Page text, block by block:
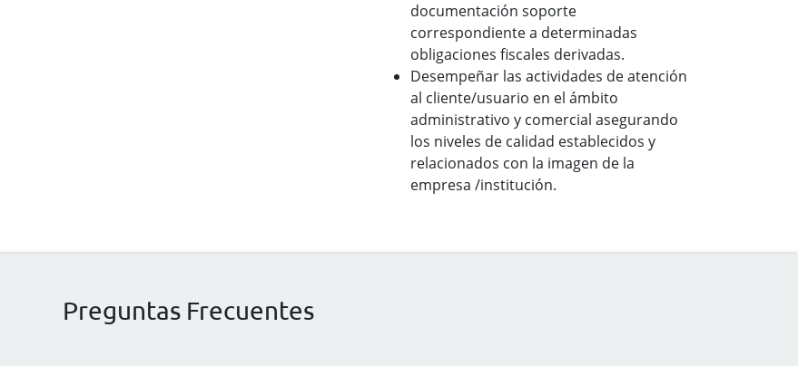
documentación soporte
correspondiente a determinadas
obligaciones fiscales derivadas.
Desempeñar las actividades de atención
al cliente/usuario en el ámbito
administrativo y comercial asegurando
los niveles de calidad establecidos y
relacionados con la imagen de la
empresa /institución.
Preguntas Frecuentes